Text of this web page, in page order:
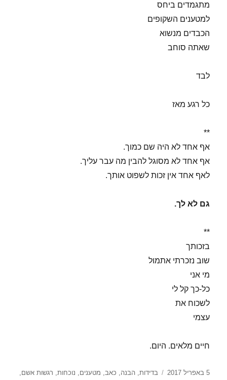
מתגמדים ביחס
למטענים השקופים
הכבדים מנשוא
שאתה סוחב
לבד
כל רגע מאז
**
אף אחד לא היה שם כמוך.
אף אחד לא מסוגל להבין מה עבר עליך.
לאף אחד אין זכות לשפוט אותך.
גם לא לך.
**
בזכותך
שוב נזכרתי אתמול
מי אני
כל-כך קל לי
לשכוח את
עצמי
חיים מלאים. היום.
פורסם
5 באפריל 2017 תגיות
בדידות,הבנה, כאב, מטענים, נוכחות, רגשות אשם,